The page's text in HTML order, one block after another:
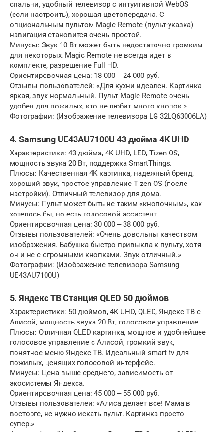
спальни, удобный телевизор с интуитивной WebOS
(если настроить), хорошая цветопередача. С
опциональным пультом Magic Remote (пульт-указка)
навигация становится очень простой.
Минусы: Звук 10 Вт может быть недостаточно громким
для некоторых, Magic Remote не всегда идет в
комплекте, разрешение Full HD.
Ориентировочная цена: 18 000 ‒ 24 000 руб.
Отзывы пользователей: «Для кухни идеален. Картинка
яркая, звук нормальный. Пульт Magic Remote очень
удобен для пожилых, кто не любит много кнопок.»
Фотографии: (Изображение телевизора LG 32LQ63006LA)
4. Samsung UE43AU7100U 43 дюйма 4K UHD
Характеристики: 43 дюйма, 4K UHD, LED, Tizen OS,
мощность звука 20 Вт, поддержка SmartThings.
Плюсы: Качественная 4K картинка, надежный бренд,
хороший звук, простое управление Tizen OS (после
настройки). Отличный телевизор для дома.
Минусы: Пульт может быть не таким «кнопочным», как
хотелось бы, но есть голосовой ассистент.
Ориентировочная цена: 30 000 ‒ 38 000 руб.
Отзывы пользователей: «Очень довольны качеством
изображения. Бабушка быстро привыкла к пульту, хотя
он и не с огромными кнопками. Звук отличный.»
Фотографии: (Изображение телевизора Samsung
UE43AU7100U)
5. Яндекс ТВ Станция QLED 50 дюймов
Характеристики: 50 дюймов, 4K UHD, QLED, Яндекс ТВ с
Алисой, мощность звука 20 Вт, голосовое управление.
Плюсы: Отличная QLED картинка, мощное и удобнейшее
голосовое управление с Алисой, громкий звук,
понятное меню Яндекс ТВ. Идеальный smart tv для
пожилых, ценящих голосовой интерфейс.
Минусы: Цена выше среднего, зависимость от
экосистемы Яндекса.
Ориентировочная цена: 45 000 ‒ 55 000 руб.
Отзывы пользователей: «Алиса делает все! Мама в
восторге, не нужно искать пульт. Картинка просто
супер.»